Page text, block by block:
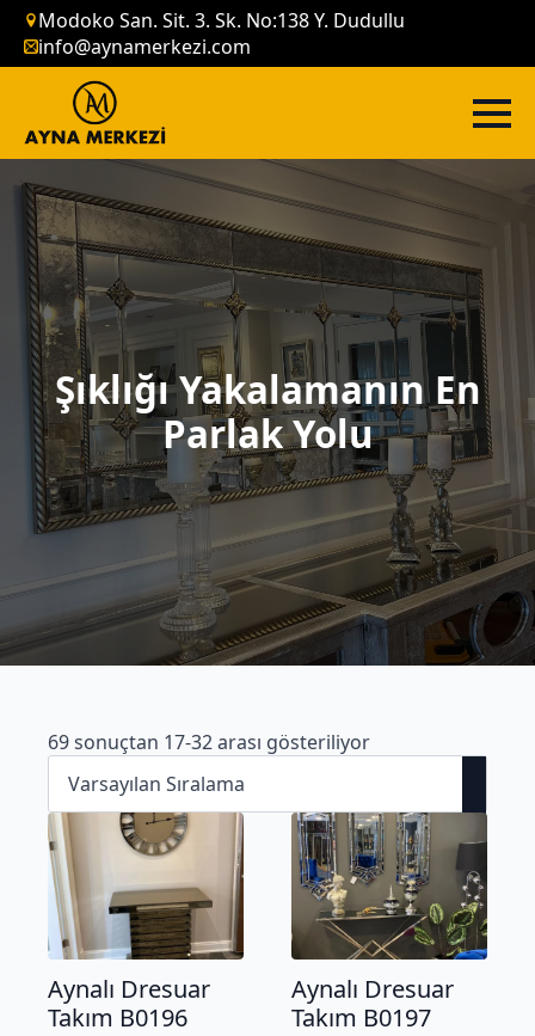
Modoko San. Sit. 3. Sk. No:138 Y. Dudullu
info@aynamerkezi.com
Şıklığı Yakalamanın En
Parlak Yolu
69 sonuçtan 17-32 arası gösteriliyor
Aynalı Dresuar
Takım B0196
Aynalı Dresuar
Takım B0197